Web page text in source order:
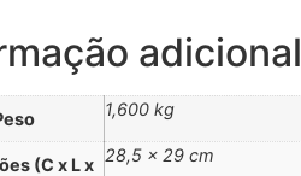
adicional
1,600 kg
(C x L x
28,5 × 29 cm